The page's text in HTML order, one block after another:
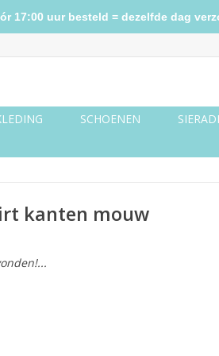
SCHOENEN
kanten mouw
17:00 uur besteld = dezelfde dag